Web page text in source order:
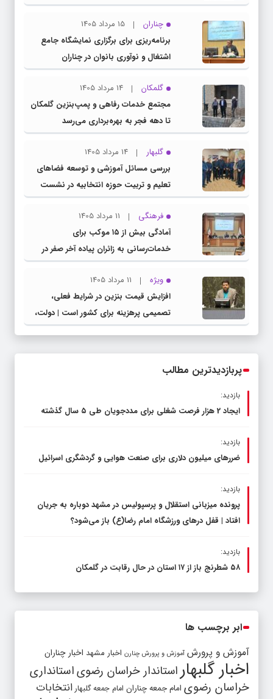
چناران
15 مرداد 1405
برنامه‌ریزی برای برگزاری نمایشگاه جامع
اشتغال و نوآوری بانوان در چناران
گلمکان
14 مرداد 1405
مجتمع خدمات رفاهی و پمپ‌بنزین گلمکان
تا دهه فجر به بهره‌برداری می‌رسد
گلبهار
14 مرداد 1405
بررسی مسائل آموزشی و توسعه فضاهای
تعلیم و تربیت حوزه انتخابیه در نشست
مشترک عضو کمیسیون آموزش مجلس با
مدیرکل آموزش و پرورش خراسان رضوی
فرهنگی
11 مرداد 1405
آمادگی بیش از ۱۵ موکب برای
خدمات‌رسانی به زائران پیاده آخر صفر در
شهرستان چناران
ویژه
11 مرداد 1405
افزایش قیمت بنزین در شرایط فعلی،
تصمیمی پرهزینه برای کشور است | دولت،
قاچاق سوخت و عوامل اصلی ناترازی را
پربازدیدترین مطالب
بازدید:
ایجاد 2 هزار فرصت شغلی برای مددجویان طی ۵ سال گذشته
بازدید:
ضررهای میلیون دلاری برای صنعت هوایی و گردشگری اسرائیل
بازدید:
پرونده میزبانی استقلال و پرسپولیس در مشهد دوباره به جریان
افتاد | قفل در‌های ورزشگاه امام رضا(ع) باز می‌شود؟
بازدید:
۵۸ شطرنج‌ باز از ۱۷ استان در حال رقابت در گلمکان
ابر برچسب ها
آموزش و پرورش آموزش و پرورش چنارن اخبار مشهد اخبار چناران
اخبار گلبهار استاندار خراسان رضویاستانداری
خراسان رضوی امام جمعه چناران امام جمعه گلبهار انتخابات